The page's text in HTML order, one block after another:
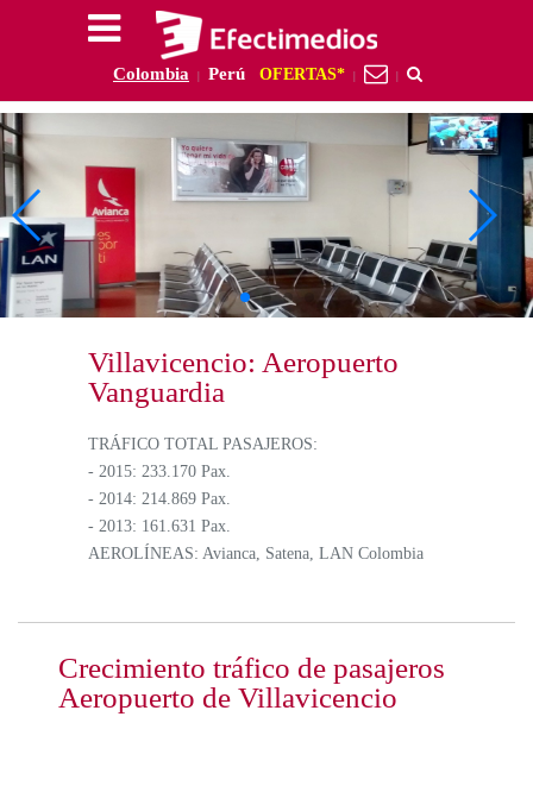
Colombia Perú OFERTAS*
Villavicencio: Aeropuerto
Vanguardia
TRÁFICO TOTAL PASAJEROS:
- 2015: 233.170 Pax.
- 2014: 214.869 Pax.
- 2013: 161.631 Pax.
AEROLÍNEAS: Avianca, Satena, LAN Colombia
Crecimiento tráfico de pasajeros
Aeropuerto de Villavicencio